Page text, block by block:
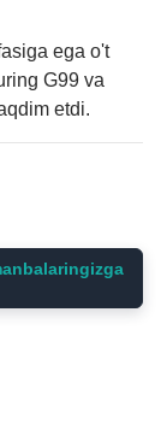
ega o't
G99 va
etdi.